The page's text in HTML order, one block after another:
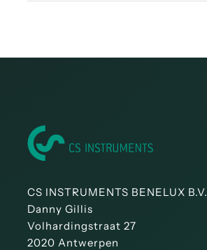
CS INSTRUMENTS BENELUX B.V.
Danny Gillis
Volhardingstraat 27
2020 Antwerpen